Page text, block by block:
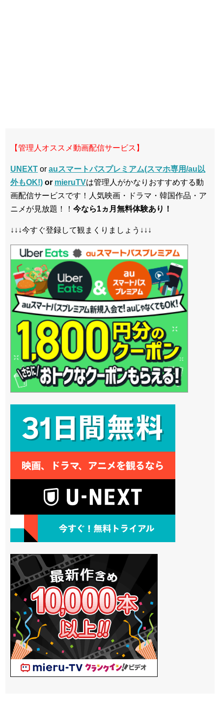
【管理人オススメ動画配信サービス】
UNEXT or auスマートパスプレミアム(スマホ専用/au以
外もOK!) or mieruTVは管理人がかなりおすすめする動
画配信サービスです！人気映画・ドラマ・韓国作品・ア
ニメが見放題！！ 今なら1ヵ月無料体験あり！
↓↓↓今すぐ登録して観まくりましょう↓↓↓